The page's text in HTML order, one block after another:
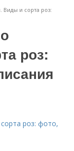
Виды и сорта роз:
роз:
роз: фото,